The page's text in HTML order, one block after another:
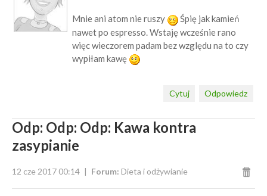
Mnie ani atom nie ruszy
Śpię jak kamień
nawet po espresso. Wstaję wcześnie rano
więc wieczorem padam bez względu na to czy
wypiłam kawę
Odpowiedz
Cytuj
Odp: Odp: Odp: Kawa kontra
zasypianie
12 cze 2017 00:14 Forum: Dieta i odżywianie